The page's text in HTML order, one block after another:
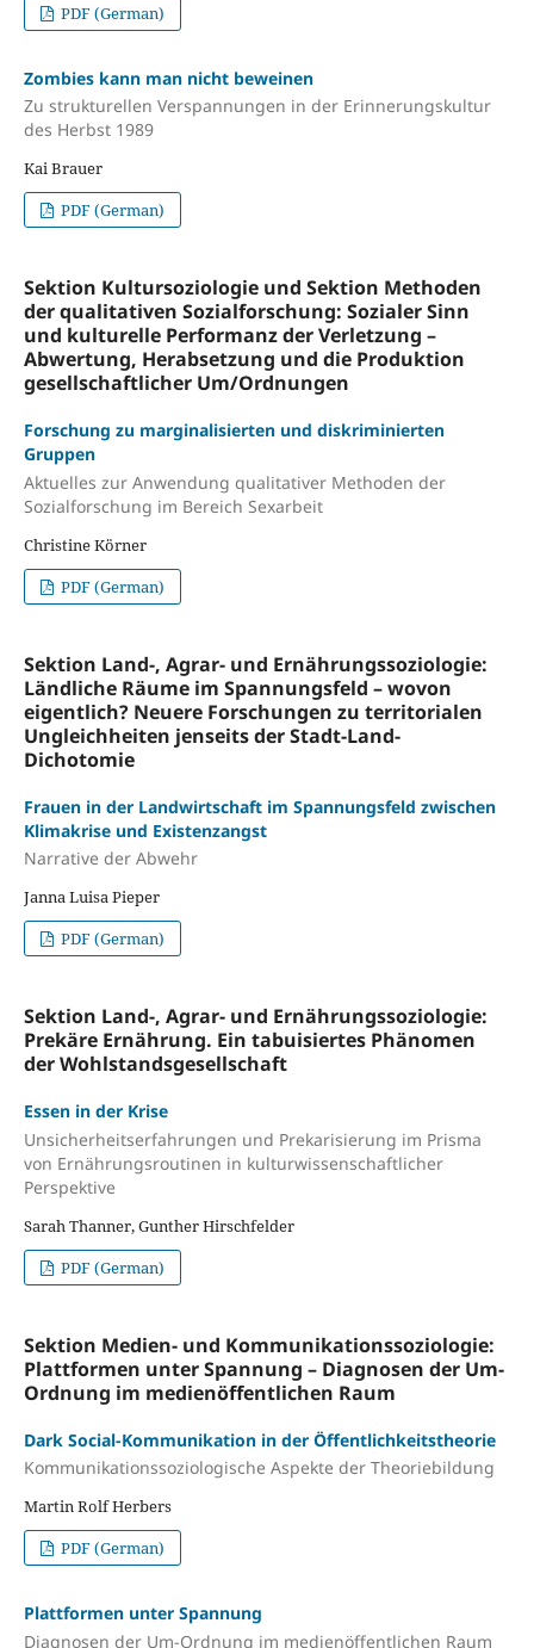
PDF (German)
Zombies kann man nicht beweinen
Zu strukturellen Verspannungen in der Erinnerungskultur
des Herbst 1989
Kai Brauer
PDF (German)
Sektion Kultursoziologie und Sektion Methoden
der qualitativen Sozialforschung: Sozialer Sinn
und kulturelle Performanz der Verletzung –
Abwertung, Herabsetzung und die Produktion
gesellschaftlicher Um/Ordnungen
Forschung zu marginalisierten und diskriminierten
Gruppen
Aktuelles zur Anwendung qualitativer Methoden der
Sozialforschung im Bereich Sexarbeit
Christine Körner
PDF (German)
Sektion Land-, Agrar- und Ernährungssoziologie:
Ländliche Räume im Spannungsfeld – wovon
eigentlich? Neuere Forschungen zu territorialen
Ungleichheiten jenseits der Stadt-Land-
Dichotomie
Frauen in der Landwirtschaft im Spannungsfeld zwischen
Klimakrise und Existenzangst
Narrative der Abwehr
Janna Luisa Pieper
PDF (German)
Sektion Land-, Agrar- und Ernährungssoziologie:
Prekäre Ernährung. Ein tabuisiertes Phänomen
der Wohlstandsgesellschaft
Essen in der Krise
Unsicherheitserfahrungen und Prekarisierung im Prisma
von Ernährungsroutinen in kulturwissenschaftlicher
Perspektive
Sarah Thanner, Gunther Hirschfelder
PDF (German)
Sektion Medien- und Kommunikationssoziologie:
Plattformen unter Spannung – Diagnosen der Um-
Ordnung im medienöffentlichen Raum
Dark Social-Kommunikation in der Öffentlichkeitstheorie
Kommunikationssoziologische Aspekte der Theoriebildung
Martin Rolf Herbers
PDF (German)
Plattformen unter Spannung
Diagnosen der Um-Ordnung im medienöffentlichen Raum